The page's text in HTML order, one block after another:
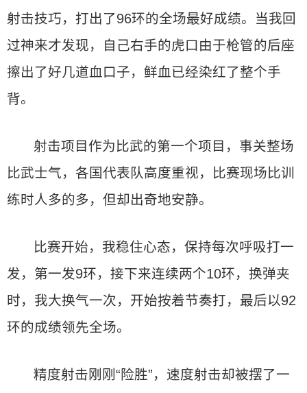
射击技巧，打出了96环的全场最好成绩。当我回
过神来才发现，自己右手的虎口由于枪管的后座
擦出了好几道血口子，鲜血已经染红了整个手
背。
射击项目作为比武的第一个项目，事关整场
比武士气，各国代表队高度重视，比赛现场比训
练时人多的多，但却出奇地安静。
比赛开始，我稳住心态，保持每次呼吸打一
发，第一发9环，接下来连续两个10环，换弹夹
时，我大换气一次，开始按着节奏打，最后以92
环的成绩领先全场。
精度射击刚刚“险胜”，速度射击却被摆了一